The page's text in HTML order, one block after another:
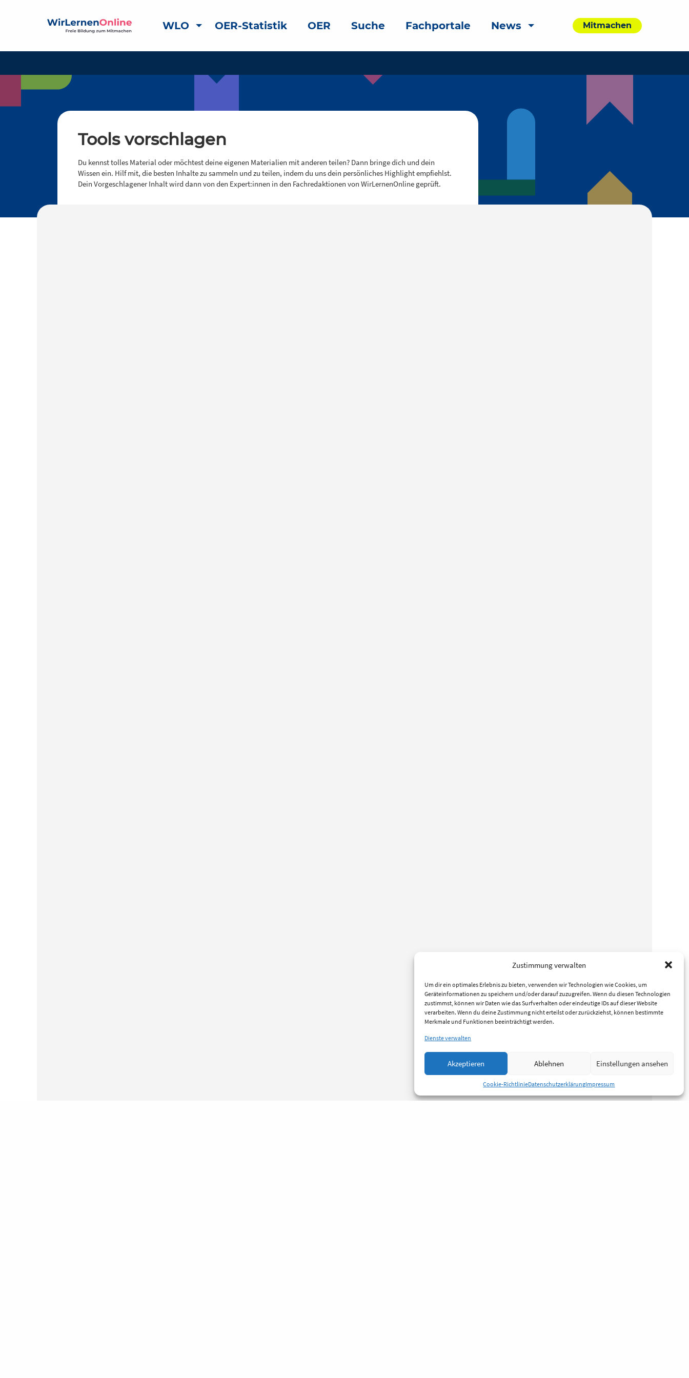
Zustimmung verwalten
Um dir ein optimales Erlebnis zu bieten, verwenden wir Technologien wie Cookies, um
Geräteinformationen zu speichern und/oder darauf zuzugreifen. Wenn du diesen Technologien
zustimmst, können wir Daten wie das Surfverhalten oder eindeutige IDs auf dieser Website
verarbeiten. Wenn du deine Zustimmung nicht erteilst oder zurückziehst, können bestimmte
Merkmale und Funktionen beeinträchtigt werden.
Dienste verwalten
Akzeptieren Ablehnen Einstellungen ansehen
Cookie-RichtlinieDatenschutzerklärungImpressum
WLO OER-Statistik OER Suche Fachportale News Mitmachen
Tools vorschlagen
Du kennst tolles Material oder möchtest deine eigenen Materialien mit anderen teilen? Dann bringe dich und dein
Wissen ein. Hilf mit, die besten Inhalte zu sammeln und zu teilen, indem du uns dein persönliches Highlight empfiehlst.
Dein Vorgeschlagener Inhalt wird dann von den Expert:innen in den Fachredaktionen von WirLernenOnline geprüft.